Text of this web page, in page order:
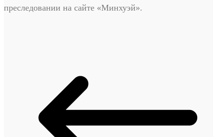
преследовании на сайте «Минхуэй».